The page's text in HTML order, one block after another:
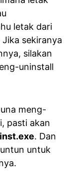
letak dari
Jika sekiranya
silakan
uninstall
meng-
pasti akan
. Dan
untuk